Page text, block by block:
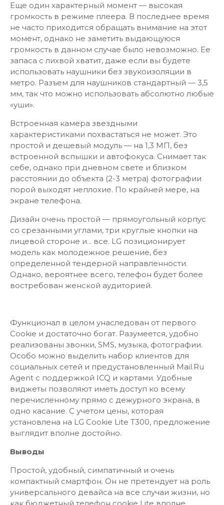
Еще один характерный момент — высокая
громкость в режиме плеера. В последнее время
не часто приходится обращать внимание на этот
момент, однако не заметить выдающуюся
громкость в данном случае было невозможно. Ее
запаса с лихвой хватит, даже если вы будете
использовать наушники без звукоизоляции в
метро. Разъем для наушников стандартный — 3,5
мм, так что можно использовать абсолютно любые
«уши».
Встроенная камера звездными
характеристиками похвастаться не может. Это
простой и дешевый модуль — на 1,3 МП, без
встроенной вспышки и автофокуса. Снимает так
себе, однако при дневном свете и близком
расстоянии до объекта (2-3 метра) фотографии
порой выходят неплохие. По крайней мере, на
экране телефона.
Дизайн очень простой — прямоугольный корпус
со срезанными углами, три круглые кнопки на
лицевой стороне и... все. LG позиционирует
модель как молодежное решение, без
определенной тендерной направленности.
Однако, вероятнее всего, телефон будет более
востребован женской аудиторией.
Функционал в целом унаследован от первого
Cookie и достаточно богат. Разумеется, удобно
реализованы звонки, SMS, музыка, фотографии.
Особо можно выделить набор клиентов для
социальных сетей и предустановленный Mail.Ru
Agent с поддержкой ICQ и картами. Удобные
виджеты позволяют иметь доступ ко всему
перечисленному прямо с дежурного экрана, в
одно касание. С учетом цены, которая
установлена на LG Cookie Lite Т300, предложение
выглядит вполне достойно.
Выводы
Простой, удобный, симпатичный и очень
компактный смартфон. Он не претендует на роль
универсального девайса на все случаи жизни, но